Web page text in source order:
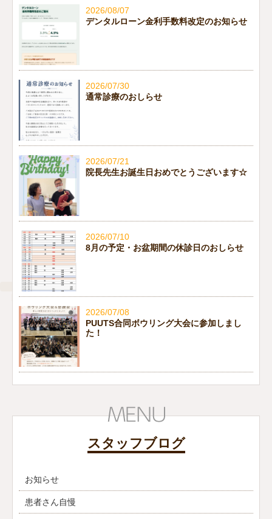
2026/08/07
デンタルローン金利手数料改定のお知らせ
2026/07/30
通常診療のおしらせ
2026/07/21
院長先生お誕生日おめでとうございます☆
2026/07/10
8月の予定・お盆期間の休診日のおしらせ
2026/07/08
PUUTS合同ボウリング大会に参加しまし
た！
スタッフブログ
お知らせ
患者さん自慢